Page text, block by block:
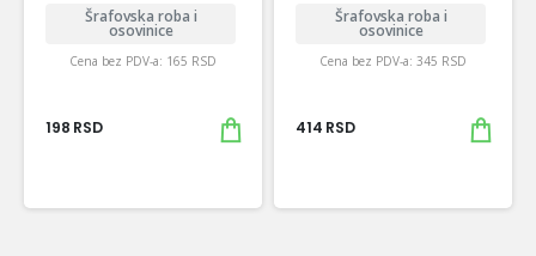
Šrafovska roba i
osovinice
Cena bez PDV-a: 165 RSD
198 RSD
Šrafovska roba i
osovinice
Cena bez PDV-a: 345 RSD
414 RSD